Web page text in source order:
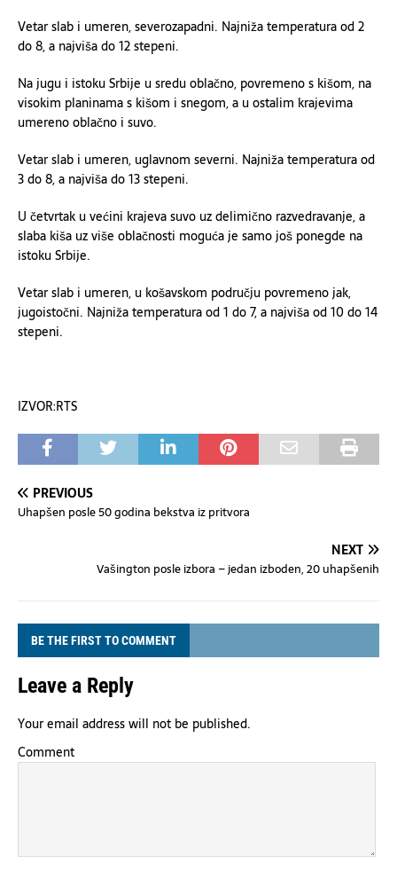
Vetar slab i umeren, severozapadni. Najniža temperatura od 2
do 8, a najviša do 12 stepeni.
Na jugu i istoku Srbije u sredu oblačno, povremeno s kišom, na
visokim planinama s kišom i snegom, a u ostalim krajevima
umereno oblačno i suvo.
Vetar slab i umeren, uglavnom severni. Najniža temperatura od
3 do 8, a najviša do 13 stepeni.
U četvrtak u većini krajeva suvo uz delimično razvedravanje, a
slaba kiša uz više oblačnosti moguća je samo još ponegde na
istoku Srbije.
Vetar slab i umeren, u košavskom području povremeno jak,
jugoistočni. Najniža temperatura od 1 do 7, a najviša od 10 do 14
stepeni.
IZVOR:RTS
PREVIOUS
Uhapšen posle 50 godina bekstva iz pritvora
NEXT
Vašington posle izbora – jedan izboden, 20 uhapšenih
BE THE FIRST TO COMMENT
Leave a Reply
Your email address will not be published.
Comment